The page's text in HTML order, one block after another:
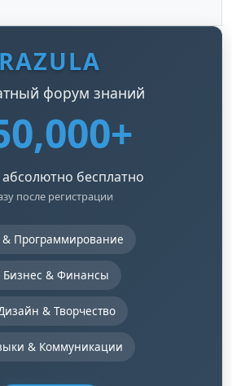
RAZULA
форум знаний
абсолютно бесплатно
после регистрации
Программирование
Бизнес & Финансы
& Творчество
& Коммуникации